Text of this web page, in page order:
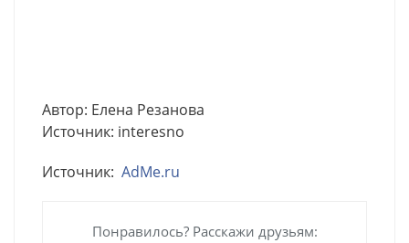
Автор: Елена Резанова
Источник: interesno
Источник: AdMe.ru
Понравилось? Расскажи друзьям: